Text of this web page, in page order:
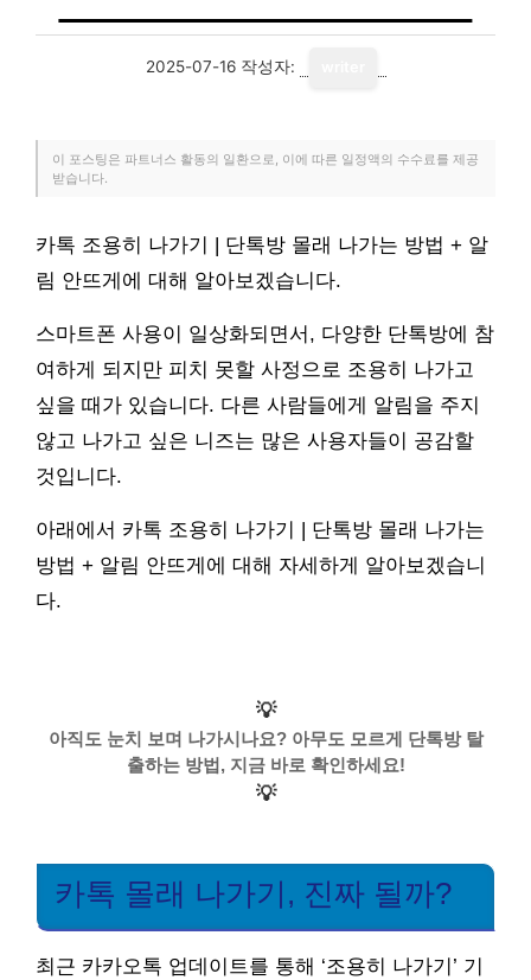
2025-07-16 작성자:
이 포스팅은 파트너스 활동의 일환으로, 이에 따른 일정액의 수수료를 제공
받습니다.
카톡 조용히 나가기 | 단톡방 몰래 나가는 방법 + 알
림 안뜨게에 대해 알아보겠습니다.
스마트폰 사용이 일상화되면서, 다양한 단톡방에 참
여하게 되지만 피치 못할 사정으로 조용히 나가고
싶을 때가 있습니다. 다른 사람들에게 알림을 주지
않고 나가고 싶은 니즈는 많은 사용자들이 공감할
것입니다.
아래에서 카톡 조용히 나가기 | 단톡방 몰래 나가는
방법 + 알림 안뜨게에 대해 자세하게 알아보겠습니
다.
💡
아직도 눈치 보며 나가시나요? 아무도 모르게 단톡방 탈
출하는 방법, 지금 바로 확인하세요!
💡
카톡 몰래 나가기, 진짜 될까?
최근 카카오톡 업데이트를 통해 ‘조용히 나가기’ 기